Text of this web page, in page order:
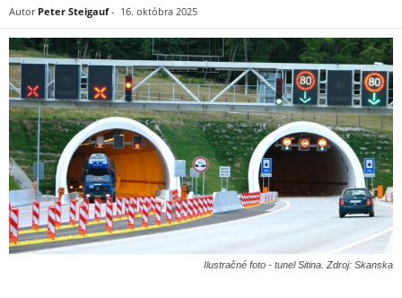
Autor Peter Steigauf- 16. októbra 2025
Ilustračné foto - tunel Sitina. Zdroj: Skanska